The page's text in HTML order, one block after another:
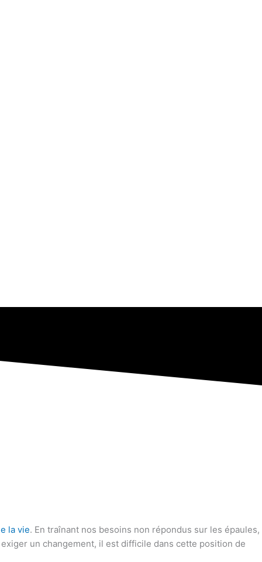
la vie. En traînant nos besoins non répondus sur les épaules,
un changement, il est difficile dans cette position de